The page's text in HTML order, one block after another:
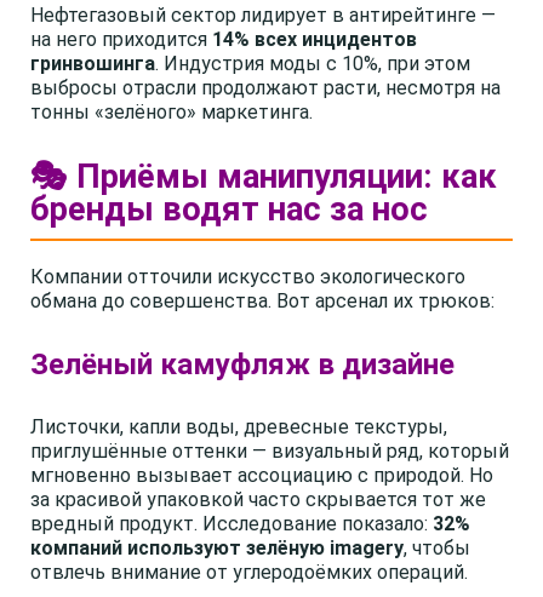
Нефтегазовый сектор лидирует в антирейтинге —
на него приходится 14% всех инцидентов
гринвошинга. Индустрия моды с 10%, при этом
выбросы отрасли продолжают расти, несмотря на
тонны «зелёного» маркетинга.
🎭 Приёмы манипуляции: как
бренды водят нас за нос
Компании отточили искусство экологического
обмана до совершенства. Вот арсенал их трюков:
Зелёный камуфляж в дизайне
Листочки, капли воды, древесные текстуры,
приглушённые оттенки — визуальный ряд, который
мгновенно вызывает ассоциацию с природой. Но
за красивой упаковкой часто скрывается тот же
вредный продукт. Исследование показало: 32%
компаний используют зелёную imagery, чтобы
отвлечь внимание от углеродоёмких операций.